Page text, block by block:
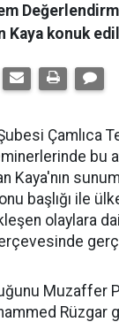
Kaya konuk
Çamlıca
bu
Kaya'nın
başlığı ile
olaylara
Muzaffer
Rüzgar